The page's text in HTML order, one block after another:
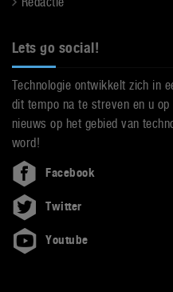
Lets go social!
Technologie ontwikkelt zich in
dit tempo na te streven en u
nieuws op het gebied van
word!
Facebook
Twitter
Youtube